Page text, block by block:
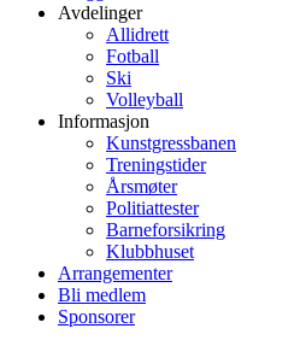
Avdelinger
Allidrett
Fotball
Ski
Volleyball
Informasjon
Kunstgressbanen
Treningstider
Årsmøter
Politiattester
Barneforsikring
Klubbhuset
Arrangementer
Bli medlem
Sponsorer